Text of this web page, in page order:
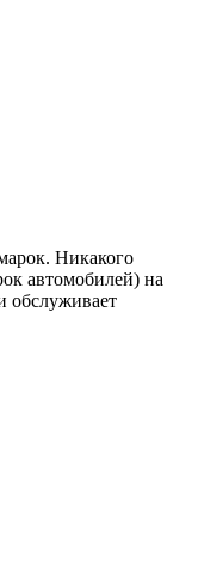
Никакого
автомобилей) на
обслуживает